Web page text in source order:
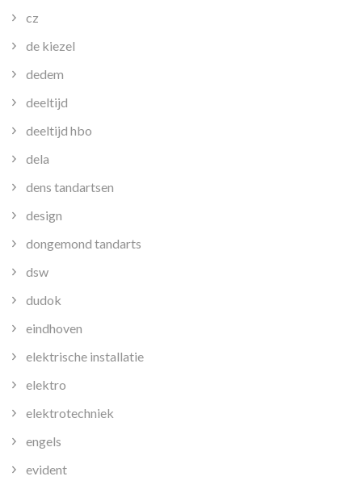
cz
de kiezel
dedem
deeltijd
deeltijd hbo
dela
dens tandartsen
design
dongemond tandarts
dsw
dudok
eindhoven
elektrische installatie
elektro
elektrotechniek
engels
evident